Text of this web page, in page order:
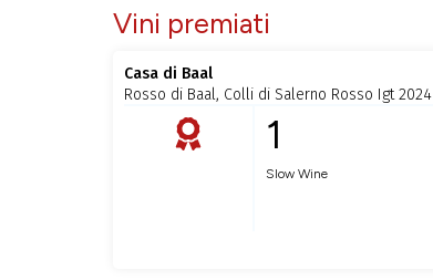
Vini premiati
Casa di Baal
Rosso di Baal, Colli di Salerno Rosso Igt 2024
1
Slow Wine